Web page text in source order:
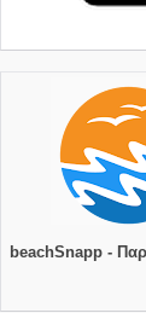
beachSnapp -